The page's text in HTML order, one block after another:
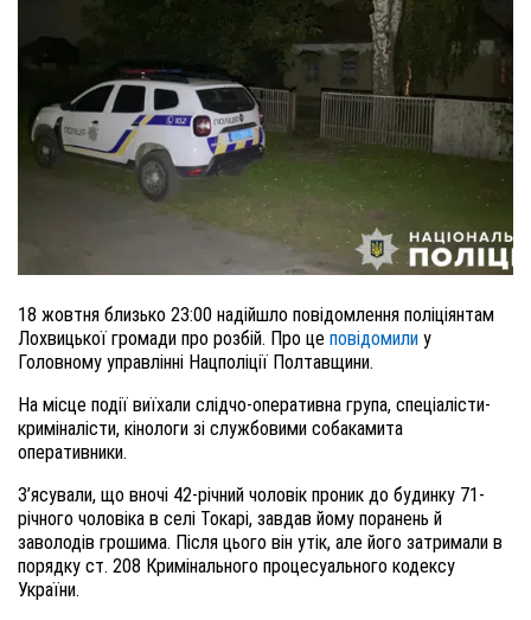
18 жовтня близько 23:00 надійшло повідомлення поліціянтам
Лохвицької громади про розбій. Про це повідомили у
Головному управлінні Нацполіції Полтавщини.
На місце події виїхали слідчо-оперативна група, спеціалісти-
криміналісти, кінологи зі службовими собакамита
оперативники.
З’ясували, що вночі 42-річний чоловік проник до будинку 71-
річного чоловіка в селі Токарі, завдав йому поранень й
заволодів грошима. Після цього він утік, але його затримали в
порядку ст. 208 Кримінального процесуального кодексу
України.